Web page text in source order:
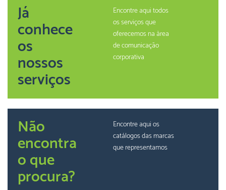
Já
conhece
os
nossos
serviços
Encontre aqui todos
os serviços que
oferecemos na àrea
de comunicação
corporativa
Não
encontra
o que
procura?
Encontre aqui os
catálogos das marcas
que representamos